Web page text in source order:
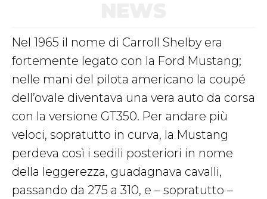
Nel 1965 il nome di Carroll Shelby era
fortemente legato con la Ford Mustang;
nelle mani del pilota americano la coupé
dell’ovale diventava una vera auto da corsa
con la versione GT350. Per andare più
veloci, sopratutto in curva, la Mustang
perdeva così i sedili posteriori in nome
della leggerezza, guadagnava cavalli,
passando da 275 a 310, e – sopratutto –